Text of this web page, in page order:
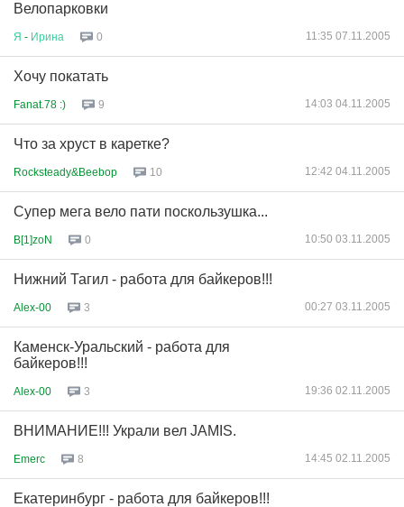
Велопарковки
Я - Ирина 0 11:35 07.11.2005
Хочу покатать
Fanat.78 :) 9 14:03 04.11.2005
Что за хруст в каретке?
Rocksteady&Beebop 10 12:42 04.11.2005
Супер мега вело пати поскользушка...
B[1]zoN 0 10:50 03.11.2005
Нижний Тагил - работа для байкеров!!!
Alex-00 3 00:27 03.11.2005
Каменск-Уральский - работа для
байкеров!!!
Alex-00 3 19:36 02.11.2005
ВНИМАНИЕ!!! Украли вел JAMIS.
Emerc 8 14:45 02.11.2005
Екатеринбург - работа для байкеров!!!